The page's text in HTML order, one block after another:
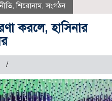
,শিরোনাম,সংগঠন
করলে, হাসিনার